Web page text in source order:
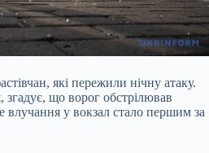
які пережили нічну атаку.
що ворог обстрілював
влучання у вокзал стало першим за